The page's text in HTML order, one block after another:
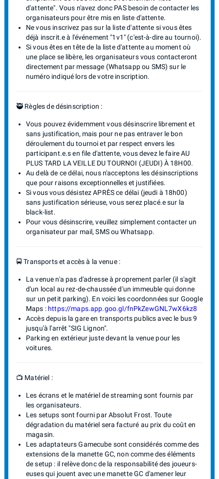
d'attente". Vous n'avez donc PAS besoin de contacter les
organisateurs pour être mis en liste d'attente.
Ne vous inscrivez pas sur la liste d'attente si vous êtes
déjà inscrit.e à l'événement "1v1" (c'est-à-dire au tournoi).
Si vous êtes en tête de la liste d'attente au moment où
une place se libère, les organisateurs vous contacteront
directement par message (Whatsapp ou SMS) sur le
numéro indiqué lors de votre inscription.
🥷 Règles de désinscription :
Vous pouvez évidemment vous désinscrire librement et
sans justification, mais pour ne pas entraver le bon
déroulement du tournoi et par respect envers les
participant.e.s en file d'attente, vous devez le faire AU
PLUS TARD LA VEILLE DU TOURNOI (JEUDI) À 18H00.
Au delà de ce délai, nous n'acceptons les désinscriptions
que pour raisons exceptionnelles et justifiées.
Si vous vous désistez APRÈS ce délai (jeudi à 18h00)
sans justification sérieuse, vous serez placé.e sur la
black-list.
Pour vous désinscrire, veuillez simplement contacter un
organisateur par mail, SMS ou Whatsapp.
🚍 Transports et accès à la venue :
La venue n'a pas d'adresse à proprement parler (il s'agit
d'un local au rez-de-chaussée d'un immeuble qui donne
sur un petit parking). En voici les coordonnées sur Google
Maps : https://maps.app.goo.gl/fnPkZewGNL7wX6kz8
Accès depuis la gare en transports publics avec le bus 9
jusqu'à l'arrêt "SIG Lignon".
Parking en extérieur juste devant la venue pour les
voitures.
📺 Matériel :
Les écrans et le matériel de streaming sont fournis par
les organisateurs.
Les setups sont fourni par Absolut Frost. Toute
dégradation du matériel sera facturé au prix du coût en
magasin.
Les adaptateurs Gamecube sont considérés comme des
extensions de la manette GC, non comme des éléments
de setup : il relève donc de la responsabilité des joueurs-
euses qui jouent avec une manette GC d'amener leur